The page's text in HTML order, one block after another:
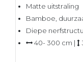
Matte uitstraling
Bamboe,
Diepe
40- 300 cm |